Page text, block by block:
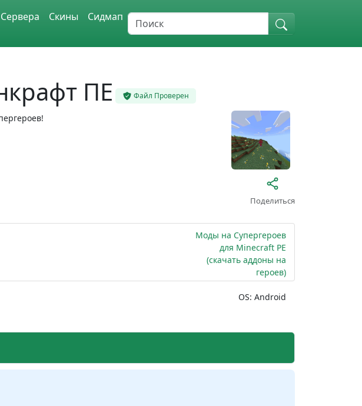
Сервера Скины Сидмап
ПЕ Файл Проверен
Поделиться
Моды на Супергероев
для Minecraft PE
(скачать аддоны на
героев)
OS: Android